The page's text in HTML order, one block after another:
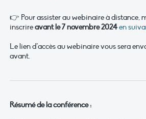
👉 Pour assister au webinaire à distance,
inscrireavant le 7 novembre 2024en
Le lien d’accès au webinaire vous sera
avant.
Résumé de la conférence :